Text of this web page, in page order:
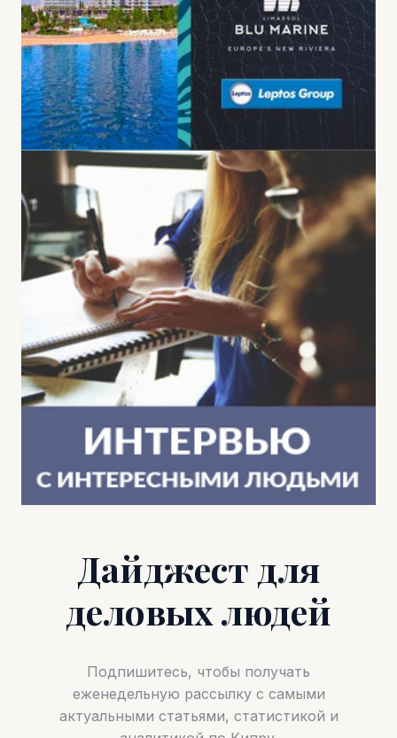
Дайджест для
деловых людей
Подпишитесь, чтобы получать
еженедельную рассылку с самыми
актуальными статьями, статистикой и